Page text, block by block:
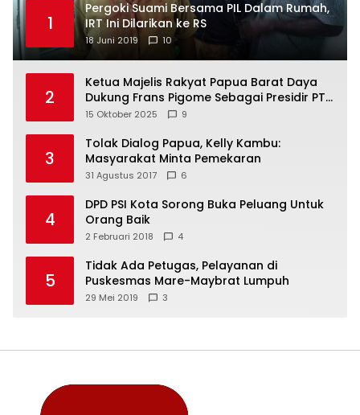
1
Pergoki Suami Bersama PIL Dalam Rumah,
IRT Ini Dilarikan ke RS
18 Juni 2019 10
2
Ketua Majelis Rakyat Papua Barat Daya
Dukung Frans Pigome Sebagai Presidir PT
Freeport Indonesia
15 Oktober 2025 9
3
Tolak Dialog Papua, Kelly Kambu:
Masyarakat Minta Pemekaran
31 Agustus 2017 6
4
DPD PSI Kota Sorong Buka Peluang Untuk
Orang Baik
2 Februari 2018 4
5
Tidak Ada Petugas, Pelayanan di
Puskesmas Mare-Maybrat Lumpuh
29 Mei 2019 3